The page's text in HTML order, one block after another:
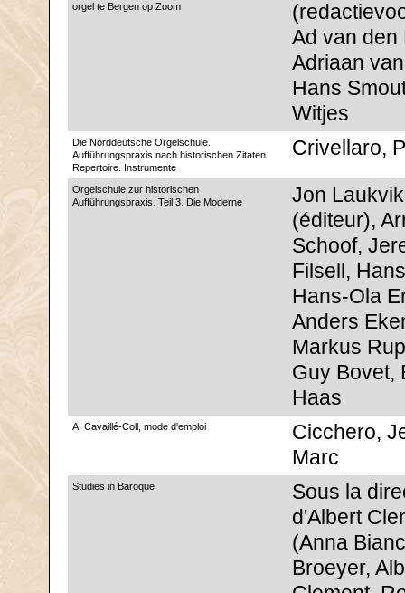
orgel te Bergen op Zoom
Ad van den
Adriaan
Hans
Witjes
Die Norddeutsche Orgelschule.
Aufführungspraxis nach historischen Zitaten.
Repertoire. Instrumente
Crivellaro,
Orgelschule zur historischen
Aufführungspraxis. Teil 3. Die Moderne
Jon Laukvik
(éditeur),
Schoof,
Filsell,
Hans-Ola
Anders
Markus
Guy Bovet,
Haas
A. Cavaillé-Coll, mode d'emploi
Cicchero,
Marc
Studies in Baroque
Sous la
d'Albert
(Anna
Broeyer,